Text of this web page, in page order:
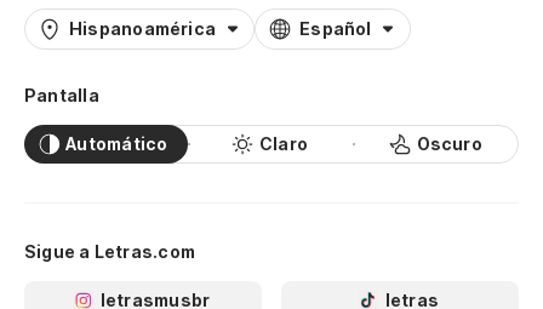
Hispanoamérica Español
Pantalla
Automático Claro Oscuro
Sigue a Letras.com
letrasmusbr letras